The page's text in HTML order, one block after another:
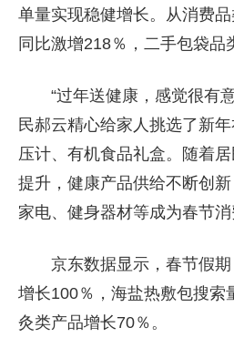
单量实现稳健增长。从消费
同比激增218％，二手包袋品
“过年送健康，感觉很有意
民郝云精心给家人挑选了新
压计、有机食品礼盒。随着
提升，健康产品供给不断创
家电、健身器材等成为春节消
京东数据显示，春节假期
增长100％，海盐热敷包搜索
灸类产品增长70％。